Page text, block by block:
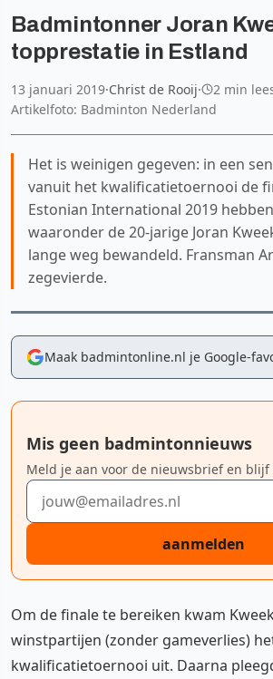
Badmintonner Joran
topprestatie in Estland
13 januari 2019·Christ de Rooij· 2 min
Artikelfoto: Badminton Nederland
Het is weinigen gegeven: in een
vanuit het kwalificatietoernooi de
Estonian International 2019
waaronder de 20-jarige Joran
lange weg bewandeld. Fransman
zegevierde.
Maak badmintonline.nl je Google-
Mis geen badmintonnieuws
Meld je aan voor de nieuwsbrief en blijf
E-mailadres
aanmelden
Om de finale te bereiken kwam
winstpartijen (zonder gameverlies)
kwalificatietoernooi uit. Daarna